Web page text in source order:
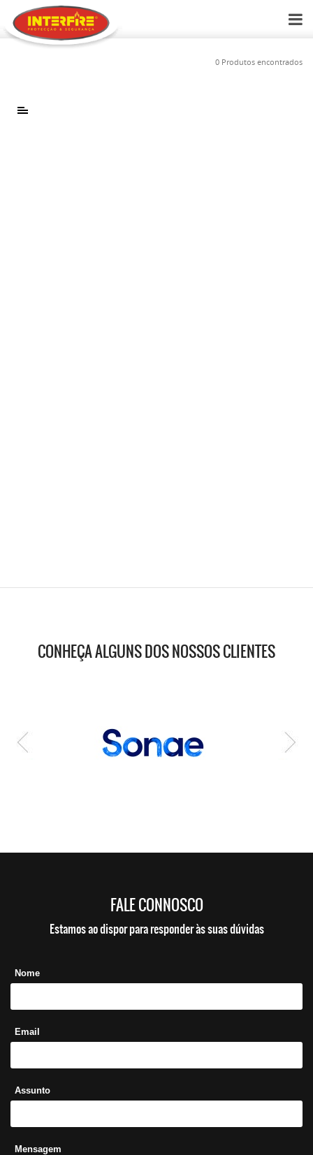
0 Produtos encontrados
CONHEÇA ALGUNS DOS NOSSOS CLIENTES
FALE CONNOSCO
Estamos ao dispor para responder às suas dúvidas
Nome
Email
Assunto
Mensagem